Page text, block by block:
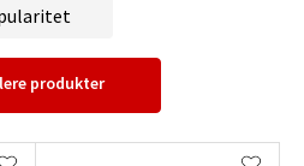
produkter